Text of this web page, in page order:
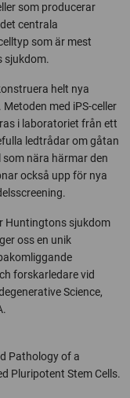
som producerar
centrala
som är mest
sjukdom.
helt nya
med iPS-celler
i laboratoriet från ett
ledtrådar om gåtan
nära härmar den
också upp för nya
Huntingtons sjukdom
oss en unik
forskarledare vid
Science,
Pathology of a
Pluripotent Stem Cells.